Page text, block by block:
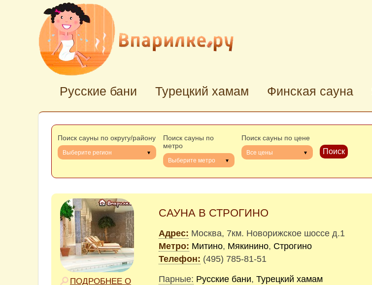
Русские бани Турецкий хамам Финская сауна
Поиск сауны по округу/району
Выберите регион
Поиск сауны по
метро
Выберите метро
Поиск сауны по цене
Все цены
ПОДРОБНЕЕ О
САУНА В СТРОГИНО
Адрес: Москва, 7км. Новорижское шоссе д.1
Метро: Митино, Мякинино, Строгино
Телефон: (495) 785-81-51
Парные: Русские бани, Турецкий хамам